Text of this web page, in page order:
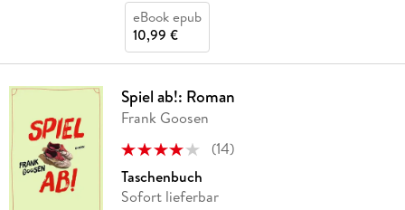
eBook epub
10,99 €
Spiel ab!: Roman
Frank Goosen
(14)
Taschenbuch
Sofort lieferbar